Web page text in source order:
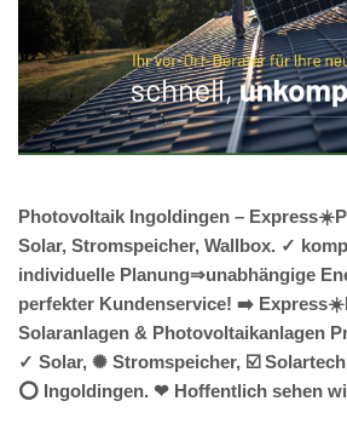
Photovoltaik Ingoldingen –
Solar, Stromspeicher, Wallbox. ✓
individuelle Planung⇒unabhängige
perfekter Kundenservice! ➡️
Solaranlagen & Photovoltaikanlagen
✓ Solar, ✺ Stromspeicher, ☑️
⭕ Ingoldingen. ❤ Hoffentlich sehen